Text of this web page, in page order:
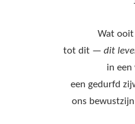
Wat ooit
tot dit — dit
in een
een gedurfd
ons